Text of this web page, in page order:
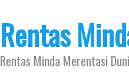
Rentas
Rentas Minda Merentasi